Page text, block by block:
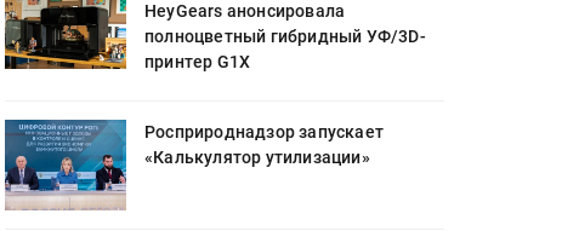
HeyGears анонсировала
полноцветный гибридный УФ/3D-
принтер G1X
Росприроднадзор запускает
«Калькулятор утилизации»